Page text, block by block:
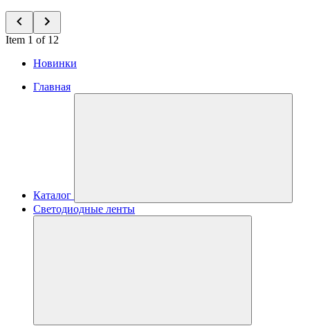
Item 1 of 12
Новинки
Главная
Каталог
Светодиодные ленты